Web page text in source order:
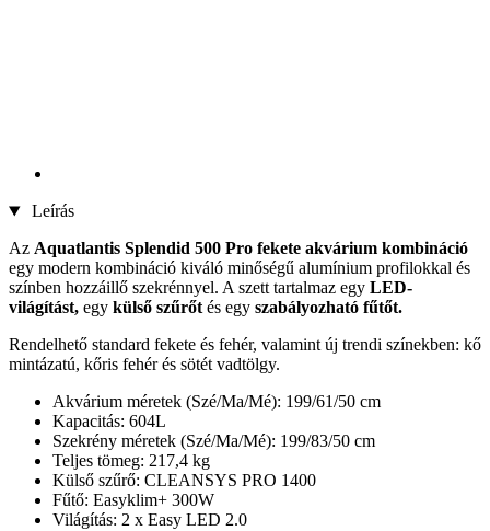
Leírás
Az Aquatlantis Splendid 500 Pro fekete akvárium kombináció
egy modern kombináció kiváló minőségű alumínium profilokkal és
színben hozzáillő szekrénnyel. A szett tartalmaz egy LED-
világítást, egy külső szűrőt és egy szabályozható fűtőt.
Rendelhető standard fekete és fehér, valamint új trendi színekben: kő
mintázatú, kőris fehér és sötét vadtölgy.
Akvárium méretek (Szé/Ma/Mé): 199/61/50 cm
Kapacitás: 604L
Szekrény méretek (Szé/Ma/Mé): 199/83/50 cm
Teljes tömeg: 217,4 kg
Külső szűrő: CLEANSYS PRO 1400
Fűtő: Easyklim+ 300W
Világítás: 2 x Easy LED 2.0